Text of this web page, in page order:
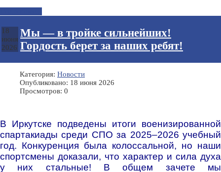
18
июня
2026
Мы — в тройке сильнейших!
Гордость берет за наших ребят!
Категория: Новости
Опубликовано: 18 июня 2026
Просмотров: 0
В Иркутске подведены итоги военизированной
спартакиады среди СПО за 2025–2026 учебный
год. Конкуренция была колоссальной, но наши
спортсмены доказали, что характер и сила духа
у них стальные! В общем зачете мы